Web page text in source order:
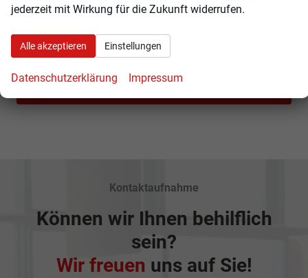
Volvo
Rückruf anfordern
Kontaktaufnahme
Können wir Ihnen behilflich
sein?
Wir freuen uns auf Sie!
jederzeit mit Wirkung für die Zukunft widerrufen.
Alle akzeptieren Einstellungen
Datenschutzerklärung Impressum